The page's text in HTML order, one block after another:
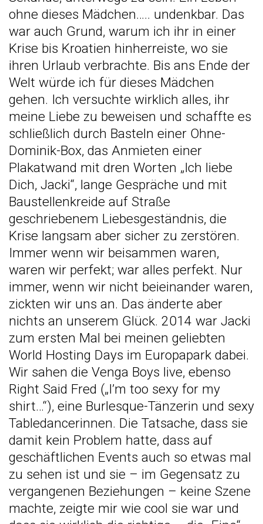
ohne dieses Mädchen….. undenkbar. Das
war auch Grund, warum ich ihr in einer
Krise bis Kroatien hinherreiste, wo sie
ihren Urlaub verbrachte. Bis ans Ende der
Welt würde ich für dieses Mädchen
gehen. Ich versuchte wirklich alles, ihr
meine Liebe zu beweisen und schaffte es
schließlich durch Basteln einer Ohne-
Dominik-Box, das Anmieten einer
Plakatwand mit dren Worten „Ich liebe
Dich, Jacki“, lange Gespräche und mit
Baustellenkreide auf Straße
geschriebenem Liebesgeständnis, die
Krise langsam aber sicher zu zerstören.
Immer wenn wir beisammen waren,
waren wir perfekt; war alles perfekt. Nur
immer, wenn wir nicht beieinander waren,
zickten wir uns an. Das änderte aber
nichts an unserem Glück. 2014 war Jacki
zum ersten Mal bei meinen geliebten
World Hosting Days im Europapark dabei.
Wir sahen die Venga Boys live, ebenso
Right Said Fred („I’m too sexy for my
shirt…“), eine Burlesque-Tänzerin und sexy
Tabledancerinnen. Die Tatsache, dass sie
damit kein Problem hatte, dass auf
geschäftlichen Events auch so etwas mal
zu sehen ist und sie – im Gegensatz zu
vergangenen Beziehungen – keine Szene
machte, zeigte mir wie cool sie war und